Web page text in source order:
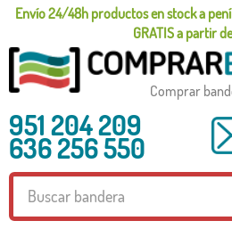
Envío 24/48h productos en stock a
GRATIS a partir
Comprar
951 204 209
636 256 550